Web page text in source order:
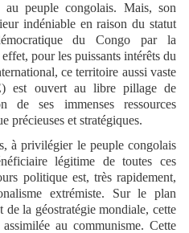
au peuple congolais. Mais, son
indéniable en raison du statut
du Congo par la
pour les puissants intérêts du
ce territoire aussi vaste
est ouvert au libre pillage de
de ses immenses ressources
précieuses et stratégiques.
à privilégier le peuple congolais
légitime de toutes ces
politique est, très rapidement,
extrémiste. Sur le plan
la géostratégie mondiale, cette
au communisme. Cette